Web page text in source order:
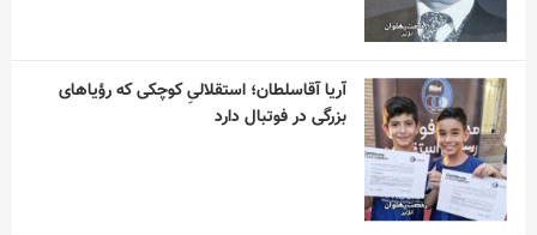
آریا آقاسلطان؛ استقلالیِ کوچکی که رؤیاهای
بزرگی در فوتبال دارد